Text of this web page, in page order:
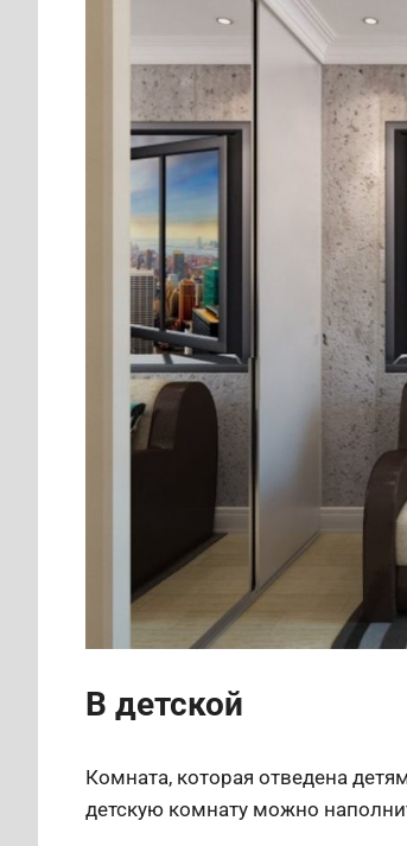
В детской
Комната, которая отведена
детскую комнату можно